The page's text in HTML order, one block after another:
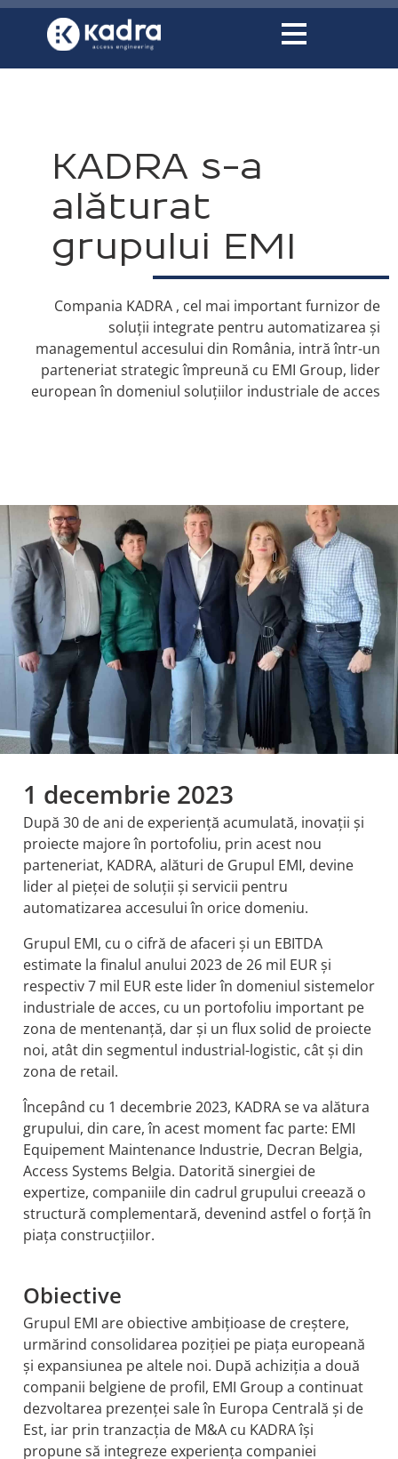
conținut
KADRA s-a
alăturat
grupului EMI
Compania KADRA , cel mai important furnizor de
soluții integrate pentru automatizarea și
managementul accesului din România, intră într-un
parteneriat strategic împreună cu EMI Group, lider
european în domeniul soluțiilor industriale de acces
1 decembrie 2023
După 30 de ani de experiență acumulată, inovații și
proiecte majore în portofoliu, prin acest nou
parteneriat, KADRA, alături de Grupul EMI, devine
lider al pieței de soluții și servicii pentru
automatizarea accesului în orice domeniu.
Grupul EMI, cu o cifră de afaceri și un EBITDA
estimate la finalul anului 2023 de 26 mil EUR și
respectiv 7 mil EUR este lider în domeniul sistemelor
industriale de acces, cu un portofoliu important pe
zona de mentenanţă, dar şi un flux solid de proiecte
noi, atât din segmentul industrial-logistic, cât şi din
zona de retail.
Începând cu 1 decembrie 2023, KADRA se va alătura
grupului, din care, în acest moment fac parte: EMI
Equipement Maintenance Industrie, Decran Belgia,
Access Systems Belgia. Datorită sinergiei de
expertize, companiile din cadrul grupului creează o
structură complementară, devenind astfel o forță în
piața construcțiilor.
Obiective
Grupul EMI are obiective ambițioase de creștere,
urmărind consolidarea poziției pe piața europeană
și expansiunea pe altele noi. După achiziția a două
companii belgiene de profil, EMI Group a continuat
dezvoltarea prezenței sale în Europa Centrală și de
Est, iar prin tranzacția de M&A cu KADRA își
propune să integreze experiența companiei